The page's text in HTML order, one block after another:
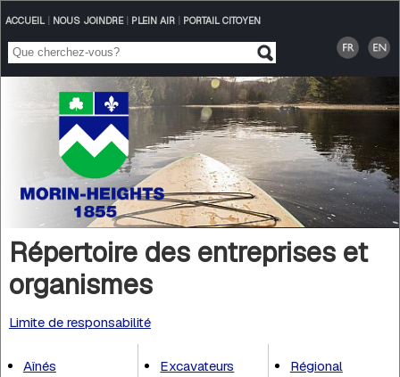
ACCUEIL| NOUS JOINDRE| PLEIN AIR| PORTAIL CITOYEN
Répertoire des entreprises et
organismes
Limite de responsabilité
Aînés
Excavateurs
Régional